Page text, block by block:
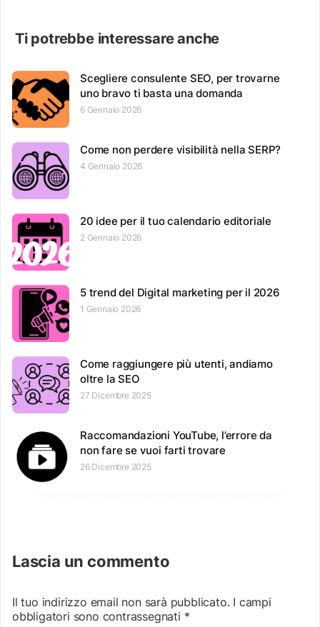
Ti potrebbe interessare anche
Scegliere consulente SEO, per trovarne
uno bravo ti basta una domanda
6 Gennaio 2026
Come non perdere visibilità nella SERP?
4 Gennaio 2026
20 idee per il tuo calendario editoriale
2 Gennaio 2026
5 trend del Digital marketing per il 2026
1 Gennaio 2026
Come raggiungere più utenti, andiamo
oltre la SEO
27 Dicembre 2025
Raccomandazioni YouTube, l’errore da
non fare se vuoi farti trovare
26 Dicembre 2025
Lascia un commento
Il tuo indirizzo email non sarà pubblicato. I campi
obbligatori sono contrassegnati *